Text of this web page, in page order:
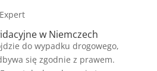
w Niemczech
do wypadku drogowego,
się zgodnie z prawem.